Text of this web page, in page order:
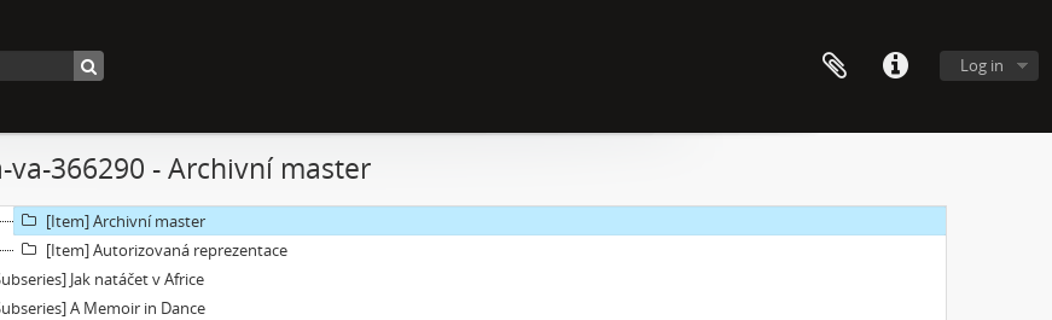
Log in
va-366290 - Archivní master
Pyramida
Ecopoiesis
[File] Dokumentace
[File] Náhledy
[Item] Archivní master
[Item] Autorizovaná reprezentace
Jak natáčet v Africe
A Memoir in Dance